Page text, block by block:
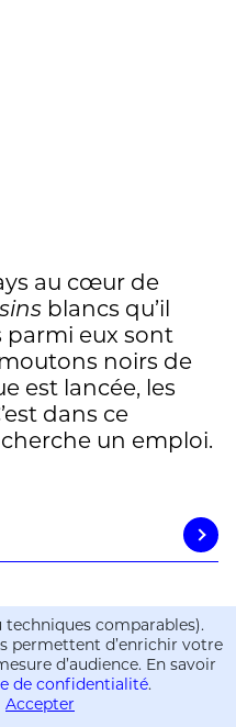
au cœur de
blancs qu’il
parmi eux sont
noirs de
est lancée, les
dans ce
un emploi.
techniques comparables).
permettent d’enrichir votre
d’audience. En savoir
de confidentialité.
Accepter